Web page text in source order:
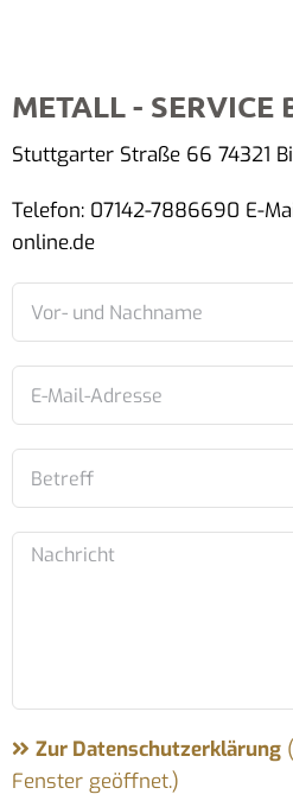
METALL - SERVICE
Stuttgarter Straße 66 74321
Telefon: 07142-7886690 E-
online.de
Zur Datenschutzerklärung
Fenster geöffnet.)